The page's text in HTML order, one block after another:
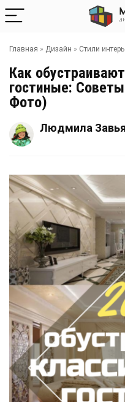
Главная » Дизайн » Стили
Как
гостиные:
Фото)
Людмила